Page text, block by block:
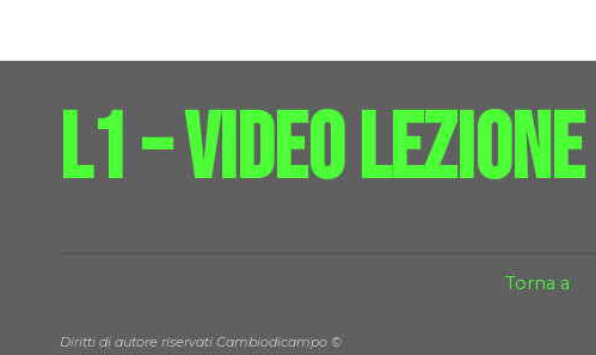
L1 – Video
Torna a
Diritti di autore riservati Cambiodicampo ©